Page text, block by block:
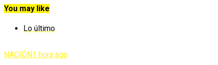
You may like
Lo último
NACIÓN1 hora ago